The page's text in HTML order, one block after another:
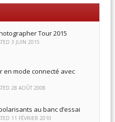
Tour 2015
3 JUIN 2015
en mode connecté avec
28 AOÛT 2008
au banc d’essai
11 FÉVRIER 2010